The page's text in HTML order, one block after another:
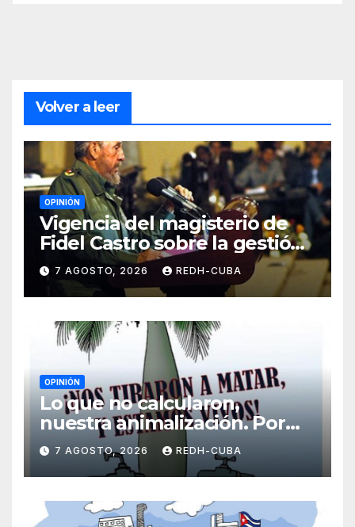
Volver a leer
OPINIÓN
Vigencia del magisterio de
Fidel Castro sobre la gestión
del liderazgo revolucionario.
Por Jorge Luís Guach Estévez
7 AGOSTO, 2026 REDH-CUBA
OPINIÓN
Lo que no calcularon,
nuestra animalización. Por
Laidi Fernández de Juan
7 AGOSTO, 2026 REDH-CUBA